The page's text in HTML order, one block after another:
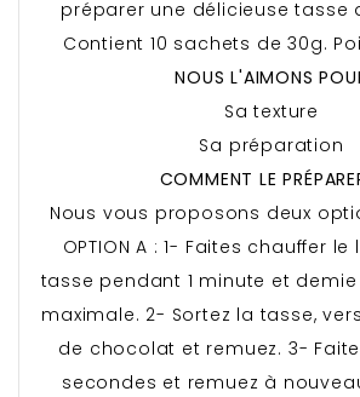
préparer une délicieuse tasse
Contient 10 sachets de 30g.
NOUS L'AIMONS
Sa texture
Sa préparation
COMMENT LE
Nous vous proposons deux
OPTION A : 1- Faites chauffer
tasse pendant 1 minute et
maximale. 2- Sortez la tasse,
de chocolat et remuez. 3-
secondes et remuez à